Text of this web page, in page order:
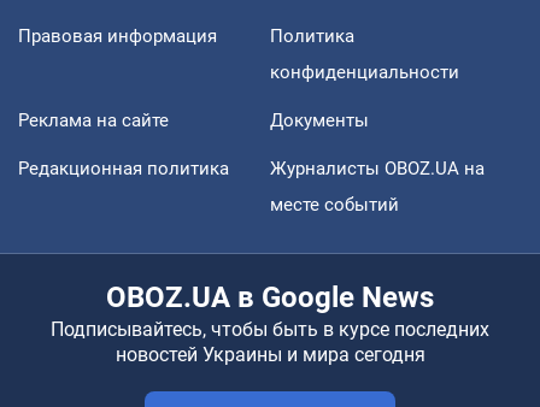
Правовая информация
Политика
конфиденциальности
Реклама на сайте Документы
Редакционная политика
Журналисты OBOZ.UA на
месте событий
OBOZ.UA в Google News
Подписывайтесь, чтобы быть в курсе последних
новостей Украины и мира сегодня